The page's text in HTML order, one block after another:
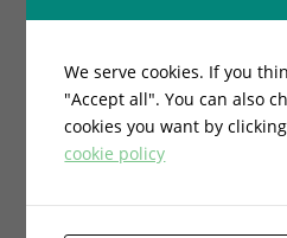
Periostiti.
We serve cookies. If you
"Accept all". You can also
cookies you want by
cookie policy